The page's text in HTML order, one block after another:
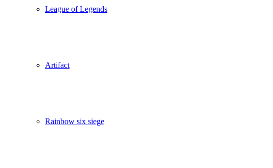
League of Legends
Artifact
Rainbow six siege